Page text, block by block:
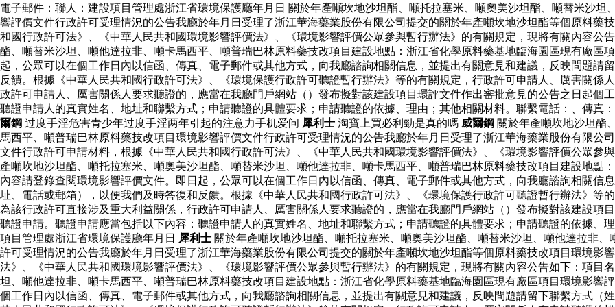
電子郵件：聯人：建設項目管理處浙江省環境保護廳年月日 關於年產噸坎地沙坦酯、噸托拉塞米、噸奧美沙坦酯、噸替米沙
響評價文件行政許可受理情況的公告我廳於年月日受理了浙江華海藥業股份有限公司提交的關於年產噸坎地沙坦酯等個原料藥
和國行政許可法》、《中華人民共和國環境影響評價法》、《環境影響評價公眾參與暫行辦法》的有關規定，現將有關內容公
酯、噸替米沙坦、噸他達拉非、噸卡馬西平、噸普瑞巴林原料藥技改項目建設地點：浙江省化學原料藥基地臨海園區現有廠區
起，公眾可以在個工作日內以信函、傳真、電子郵件或其他方式，向我廳諮詢相關信息，並提出有關意見和建議，反映問題請
反饋。根據《中華人民共和國行政許可法》、《環境保護行政許可聽證暫行辦法》等的有關規定，行政許可申請人、厲害關係
政許可申請人、厲害關係人要求聽證的，應當在我廳門戶網站（）發布擬對該建設項目環評文件作出審批意見的公告之日起個
聽證申請人的真實姓名、地址和聯繫方式；申請聽證的具體要求；申請聽證的依據、理由；其他相關材料。聯繫電話：、傳真
爾鋼 过度手淫危害青少年过度手淫两年引起的注意力手机爱问 犀利士 淘寶上買必利勁是真的嗎 威爾鋼 關於年產噸坎地沙坦酯
馬西平、噸普瑞巴林原料藥技改項目環境影響評價文件行政許可受理情況的公告我廳於年月日受理了浙江華海藥業股份有限公
文件行政許可申請材料，根據《中華人民共和國行政許可法》、《中華人民共和國環境影響評價法》、《環境影響評價公眾參
產噸坎地沙坦酯、噸托拉塞米、噸奧美沙坦酯、噸替米沙坦、噸他達拉非、噸卡馬西平、噸普瑞巴林原料藥技改項目建設地點
內容請登錄查閱環境影響評價文件。即日起，公眾可以在個工作日內以信函、傳真、電子郵件或其他方式，向我廳諮詢相關信
址、電話或郵箱），以便我們及時答復和反饋。根據《中華人民共和國行政許可法》、《環境保護行政許可聽證暫行辦法》等
為該行政許可直接涉及重大利益關係，行政許可申請人、厲害關係人要求聽證的，應當在我廳門戶網站（）發布擬對該建設項
聽證申請。聽證申請應當包括以下內容：聽證申請人的真實姓名、地址和聯繫方式；申請聽證的具體要求；申請聽證的依據、
項目管理處浙江省環境保護廳年月日 犀利士 關於年產噸坎地沙坦酯、噸托拉塞米、噸奧美沙坦酯、噸替米沙坦、噸他達拉非
許可受理情況的公告我廳於年月日受理了浙江華海藥業股份有限公司提交的關於年產噸坎地沙坦酯等個原料藥技改項目環境影
法》、《中華人民共和國環境影響評價法》、《環境影響評價公眾參與暫行辦法》的有關規定，現將有關內容公告如下：項目
坦、噸他達拉非、噸卡馬西平、噸普瑞巴林原料藥技改項目建設地點：浙江省化學原料藥基地臨海園區現有廠區項目環境影響
個工作日內以信函、傳真、電子郵件或其他方式，向我廳諮詢相關信息，並提出有關意見和建議，反映問題請留下聯繫方式（